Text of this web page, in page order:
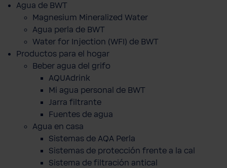
Agua de BWT
Magnesium Mineralized Water
Agua perla de BWT
Water for Injection (WFI) de BWT
Productos para el hogar
Beber agua del grifo
AQUAdrink
Mi agua personal de BWT
Jarra filtrante
Fuentes de agua
Agua en casa
Sistemas de AQA Perla
Sistemas de protección frente a la cal
Sistema de filtración antical